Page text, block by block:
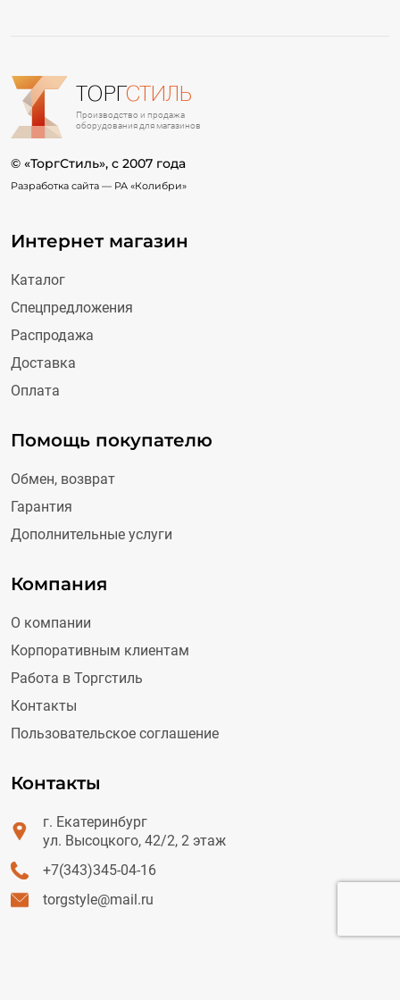
ТОРГСТИЛЬ
Производство и продажа
оборудования для магазинов
© «ТоргСтиль», c 2007 года
Разработка сайта — РА «Колибри»
Интернет магазин
Каталог
Спецпредложения
Распродажа
Доставка
Оплата
Помощь покупателю
Обмен, возврат
Гарантия
Дополнительные услуги
Компания
О компании
Корпоративным клиентам
Работа в Торгстиль
Контакты
Пользовательское соглашение
Контакты
г. Екатеринбург
ул. Высоцкого, 42/2, 2 этаж
+7(343)345-04-16
torgstyle@mail.ru